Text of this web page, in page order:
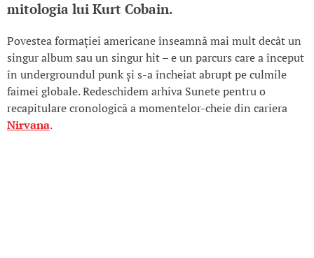
mitologia lui Kurt Cobain.
Povestea formației americane înseamnă mai mult decât un
singur album sau un singur hit – e un parcurs care a început
în undergroundul punk și s-a încheiat abrupt pe culmile
faimei globale. Redeschidem arhiva Sunete pentru o
recapitulare cronologică a momentelor-cheie din cariera
Nirvana.